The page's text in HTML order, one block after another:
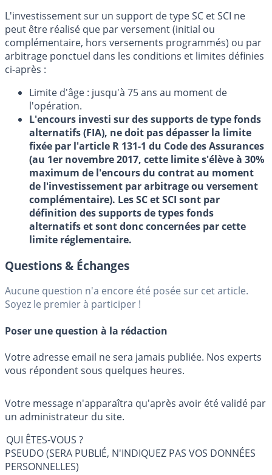
L'investissement sur un support de type SC et SCI ne
peut être réalisé que par versement (initial ou
complémentaire, hors versements programmés) ou par
arbitrage ponctuel dans les conditions et limites définies
ci-après :
Limite d'âge : jusqu'à 75 ans au moment de
l'opération.
L'encours investi sur des supports de type fonds
alternatifs (FIA), ne doit pas dépasser la limite
fixée par l'article R 131-1 du Code des Assurances
(au 1er novembre 2017, cette limite s'élève à 30%
maximum de l'encours du contrat au moment
de l'investissement par arbitrage ou versement
complémentaire). Les SC et SCI sont par
définition des supports de types fonds
alternatifs et sont donc concernées par cette
limite réglementaire.
Questions & Échanges
Aucune question n'a encore été posée sur cet article.
Soyez le premier à participer !
Poser une question à la rédaction
Votre adresse email ne sera jamais publiée. Nos experts
vous répondent sous quelques heures.
Votre message n'apparaîtra qu'après avoir été validé par
un administrateur du site.
QUI ÊTES-VOUS ?
PSEUDO (SERA PUBLIÉ, N'INDIQUEZ PAS VOS DONNÉES
PERSONNELLES)